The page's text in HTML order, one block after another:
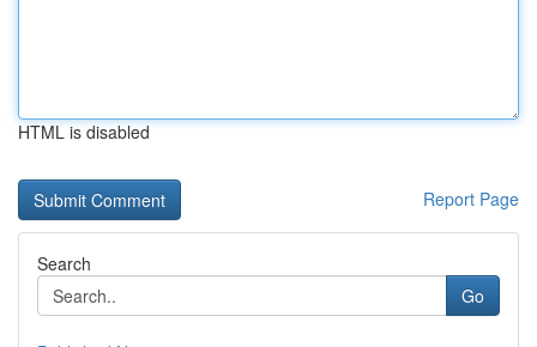
HTML is disabled
Report Page
Search
Go